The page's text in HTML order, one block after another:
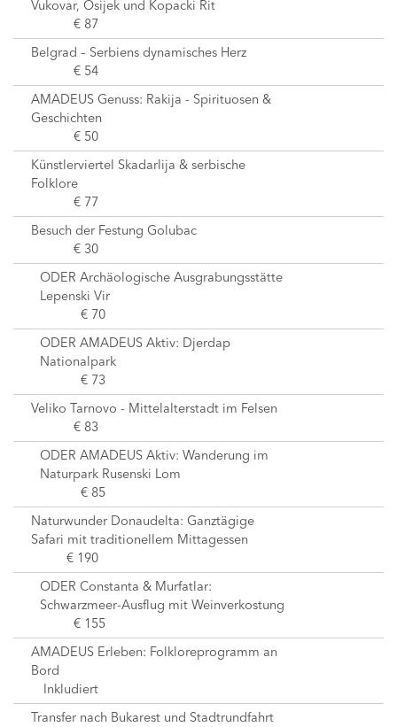
Vukovar, Osijek und Kopacki Rit
€ 87
Belgrad – Serbiens dynamisches Herz
€ 54
AMADEUS Genuss: Rakija - Spirituosen &
Geschichten
€ 50
Künstlerviertel Skadarlija & serbische
Folklore
€ 77
Besuch der Festung Golubac
€ 30
ODER Archäologische Ausgrabungsstätte
Lepenski Vir
€ 70
ODER AMADEUS Aktiv: Djerdap
Nationalpark
€ 73
Veliko Tarnovo - Mittelalterstadt im Felsen
€ 83
ODER AMADEUS Aktiv: Wanderung im
Naturpark Rusenski Lom
€ 85
Naturwunder Donaudelta: Ganztägige
Safari mit traditionellem Mittagessen
€ 190
ODER Constanta & Murfatlar:
Schwarzmeer-Ausflug mit Weinverkostung
€ 155
AMADEUS Erleben: Folkloreprogramm an
Bord
Inkludiert
Transfer nach Bukarest und Stadtrundfahrt